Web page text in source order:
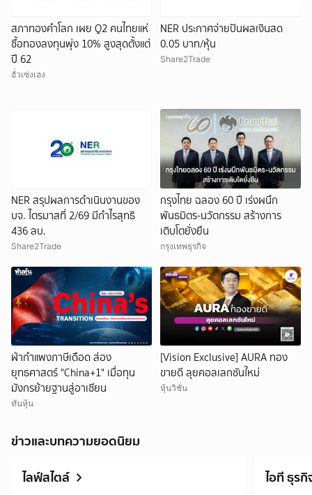
สภาทองคำโลก เผย Q2 คนไทยแห่
ซื้อทองลงทุนพุ่ง 10% สูงสุดตั้งแต่
ปี 62
ฮั่วเซ่งเฮง
NER ประกาศจ่ายปันผลเงินสด
0.05 บาท/หุ้น
Share2Trade
NER สรุปผลการดำเนินงานของ
บจ. ไตรมาสที่ 2/69 มีกำไรสุทธิ
436 ลบ.
Share2Trade
กรุงไทย ฉลอง 60 ปี เร่งผนึก
พันธมิตร-นวัตกรรม สร้างการ
เติบโตยั่งยืน
กรุงเทพธุรกิจ
ฝ่ากำแพงภาษีเดือด ส่อง
ยุทธศาสตร์ "China+1" เมื่อทุน
มังกรย้ายฐานสู่อาเซียน
ทันหุ้น
[Vision Exclusive] AURA ทอง
ขายดี ลุยคอลเลกชันใหม่
หุ้นวิชั่น
ข่าวและบทความยอดนิยม
ไลฟ์สไตล์
ไอที ธุรกิ